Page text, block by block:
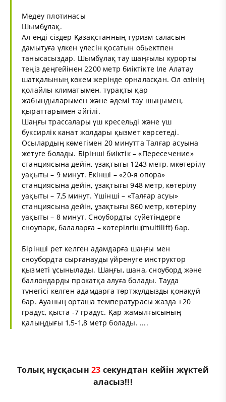
Медеу плотинасы
Шымбұлақ.
Ал енді сіздер Қазақстанның туризм саласын
дамытуға үлкен үлесін қосатын обьектпен
танысасыздар. Шымбұлақ тау шаңғылы курорты
теңіз деңгейінен 2200 метр биіктікте Іле Алатау
шатқалының көкем жерінде орналасқан. Ол өзінің
қолайлы климатымен, тұрақты қар
жабындыларымен және әдемі тау шыңымен,
қыраттарымен әйгілі.
Шаңғы трассалары үш кресельді және үш
буксирлік канат жолдары қызмет көрсетеді.
Осылардың көмегімен 20 минутта Талғар асуына
жетуге болады. Бірінші биіктік – «Пересечение»
станциясына дейін, ұзақтығы 1243 метр, мкөтерілу
уақыты – 9 минут. Екінші – «20-я опора»
станциясына дейін, ұзақтығы 948 метр, көтерілу
уақыты – 7,5 минут. Үшінші – «Талғар асуы»
станциясына дейін, ұзақтығы 860 метр, көтерілу
уақыты – 8 минут. Сноубордты сүйетіндерге
сноупарк, балаларға – көтерілгіш(multilift) бар.
Бірінші рет келген адамдарға шаңғы мен
сноубордта сырғанауды үйренуге инструктор
қызметі ұсынылады. Шаңғы, шана, сноуборд және
баллондарды прокатқа алуға болады. Тауда
түнегісі келген адамдарға төртжұлдызды қонақүй
бар. Ауаның орташа температурасы жазда +20
градус, қыста -7 градус. Қар жамылғысының
қалыңдығы 1,5-1,8 метр болады. ....
Толық нұсқасын22 секундтан кейін жүктей
аласыз!!!